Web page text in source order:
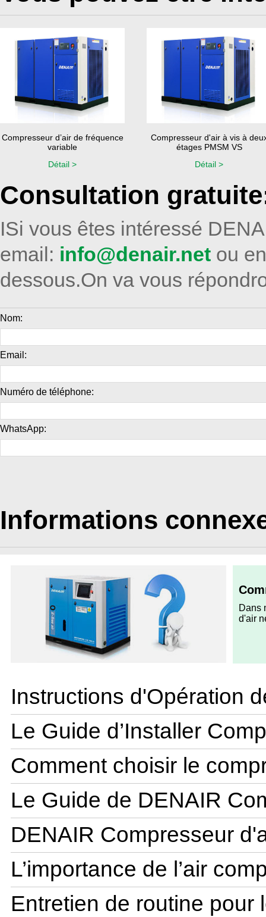
Compresseur d’air de fréquence
variable
Détail >
Compresseur d'air à vis à
étages PMSM VS
Détail >
Consultation
ISi vous êtes intéressé
email: info@denair.net ou
dessous.On va vous
Nom:
Email:
Numéro de téléphone:
WhatsApp:
Informations
Dans
d'air
Instructions d'Opération
Le Guide d’Installer
Comment choisir le
Le Guide de DENAIR
DENAIR Compresseur
L’importance de l’air
Entretien de routine pour